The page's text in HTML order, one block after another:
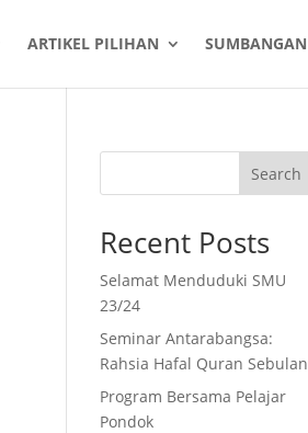
ARTIKEL PILIHAN SUMBANGAN
Search
Recent Posts
Selamat Menduduki SMU
23/24
Seminar Antarabangsa:
Rahsia Hafal Quran Sebulan
Program Bersama Pelajar
Pondok